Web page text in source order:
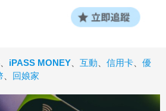
、 iPASS MONEY、 互動、 信用卡、 優
、 回娘家